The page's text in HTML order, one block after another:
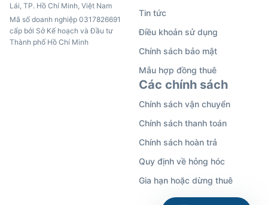
Lái, TP. Hồ Chí Minh, Việt Nam
Mã số doanh nghiệp 0317826691
cấp bởi Sở Kế hoạch và Đầu tư
Thành phố Hồ Chí Minh
Tin tức
Điều khoản sử dụng
Chính sách bảo mật
Mẫu hợp đồng thuê
Các chính sách
Chính sách vận chuyển
Chính sách thanh toán
Chính sách hoàn trả
Quy định về hỏng hóc
Gia hạn hoặc dừng thuê